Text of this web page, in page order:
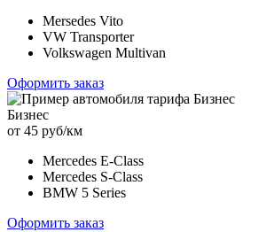
Mersedes Vito
VW Transporter
Volkswagen Multivan
Оформить заказ
Бизнес
от 45 руб/км
Mercedes E-Class
Mercedes S-Class
BMW 5 Series
Оформить заказ